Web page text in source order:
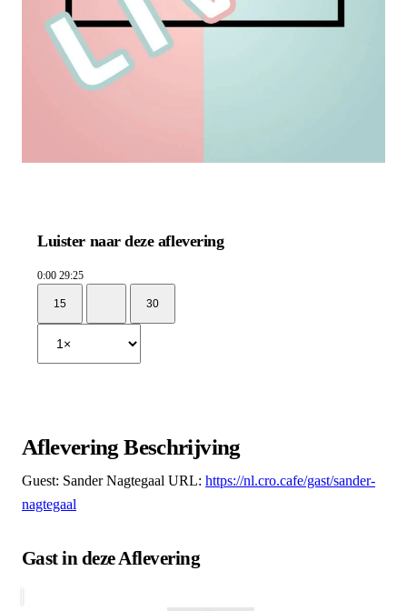
Luister naar deze aflevering
0:00 29:25
15 30
Aflevering Beschrijving
Guest: Sander Nagtegaal URL: https://nl.cro.cafe/gast/sander-
nagtegaal
Gast in deze Aflevering